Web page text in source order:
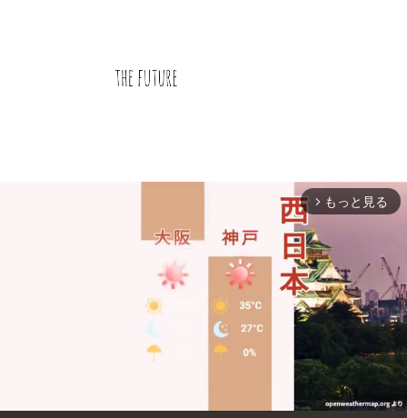
arrow_forward_ios もっと見る